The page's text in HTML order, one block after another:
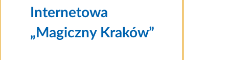
Internetowa
„Magiczny Kraków”